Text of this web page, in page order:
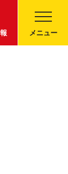
メニュー
い合わせ